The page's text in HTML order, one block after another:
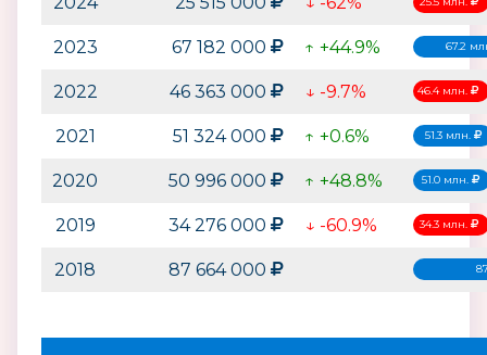
2023 67 182 000 ↑ +44.9% 67.2
2022 46 363 000 ↓ -9.7% 46.4 млн.
2021 51 324 000 ↑ +0.6% 51.3 млн.
2020 50 996 000 ↑ +48.8% 51.0 млн.
2019 34 276 000 ↓ -60.9% 34.3 млн.
2018 87 664 000